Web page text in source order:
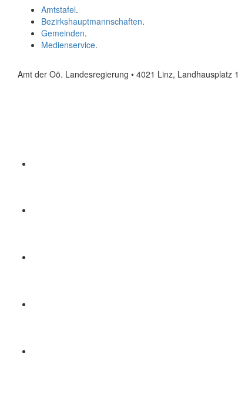
Amtstafel.
Bezirkshauptmannschaften.
Gemeinden.
Medienservice.
Amt der Oö. Landesregierung • 4021 Linz, Landhausplatz 1